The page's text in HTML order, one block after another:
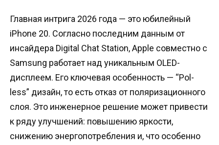
Главная интрига 2026 года — это юбилейный
iPhone 20. Согласно последним данным от
инсайдера Digital Chat Station, Apple совместно с
Samsung работает над уникальным OLED-
дисплеем. Его ключевая особенность — “Pol-
less” дизайн, то есть отказ от поляризационного
слоя. Это инженерное решение может привести
к ряду улучшений: повышению яркости,
снижению энергопотребления и, что особенно